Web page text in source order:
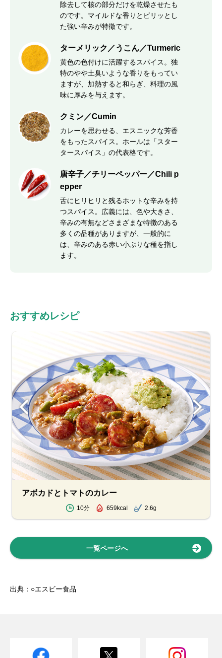
除去して核の部分だけを乾燥させたも
のです。マイルドな香りとピリッとし
た強い辛みが特徴です。
ターメリック／うこん／Turmeric
黄色の色付けに活躍するスパイス。独
特のやや土臭いような香りをもってい
ますが、加熱すると和らぎ、料理の風
味に厚みを与えます。
クミン／Cumin
カレーを思わせる、エスニックな芳香
をもったスパイス。ホールは「スター
タースパイス」の代表格です。
唐辛子／チリーペッパー／Chili p
epper
舌にヒリヒリと残るホットな辛みを持
つスパイス。広義には、色や大きさ、
辛みの有無などさまざまな特徴のある
多くの品種がありますが、一般的に
は、辛みのある赤い小ぶりな種を指し
ます。
おすすめレシピ
アボカドとトマトのカレー
10分 659kcal 2.6g
一覧ページへ
出典：○エスビー食品